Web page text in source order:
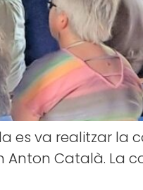
es va realitzar la
Català. La